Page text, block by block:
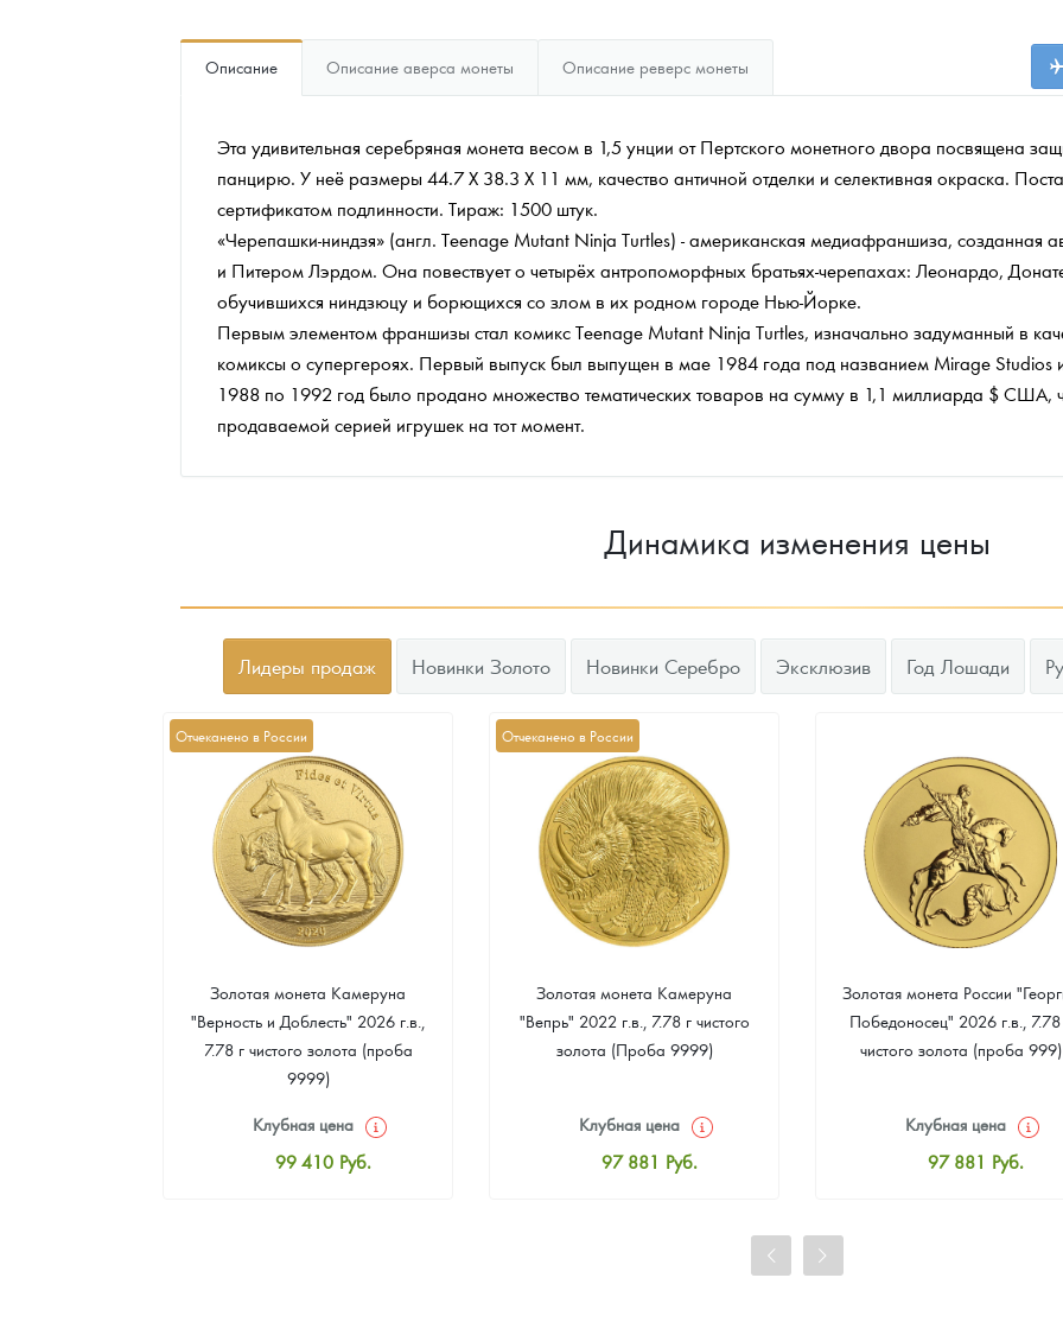
Наборы подарочных и коллекционных монет
Монеты и жетоны из недрагоценных металлов
Книги по нумизматике
Описание Описание аверса монеты Описание реверс монеты
Эта удивительная серебряная монета весом в 1,5 унции от Пертского монетного двора посвящена
панцирю. У неё размеры 44.7 Х 38.3 Х 11 мм, качество античной отделки и селективная окраска.
сертификатом подлинности. Тираж: 1500 штук.
«Черепашки-ниндзя» (англ. Teenage Mutant Ninja Turtles) - американская медиафраншиза, созданная
и Питером Лэрдом. Она повествует о четырёх антропоморфных братьях-черепахах: Леонардо,
обучившихся ниндзюцу и борющихся со злом в их родном городе Нью-Йорке.
Первым элементом франшизы стал комикс Teenage Mutant Ninja Turtles, изначально задуманный в
комиксы о супергероях. Первый выпуск был выпущен в мае 1984 года под названием Mirage Studios
1988 по 1992 год было продано множество тематических товаров на сумму в 1,1 миллиарда $ США,
продаваемой серией игрушек на тот момент.
Динамика изменения цены
Лидеры продаж Новинки Золото Новинки Серебро Эксклюзив Год Лошади
Отчеканено в России
Золотая монета Камеруна
"Верность и Доблесть" 2026 г.в.,
7.78 г чистого золота (проба
9999)
Клубная цена
99 410 Руб.
Отчеканено в России
Золотая монета Камеруна
"Вепрь" 2022 г.в., 7.78 г чистого
золота (Проба 9999)
Клубная цена
97 881 Руб.
Золотая монета России
Победоносец" 2026 г.в., 7.78
чистого золота (проба 999)
Клубная цена
97 881 Руб.